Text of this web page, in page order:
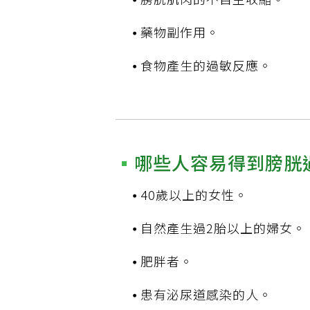
藥物副作用。
食物產生的過敏反應。
哪些人容易得到膀胱
40歲以上的女性。
自然產生過2胎以上的婦女。
肥胖者。
患有泌尿道感染的人。